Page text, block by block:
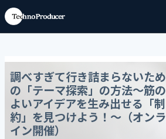
調べすぎて行き詰まらないため
の「テーマ探索」の方法～筋の
よいアイデアを生み出せる「制
約」を見つけよう！～（オンラ
イン開催）